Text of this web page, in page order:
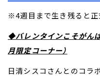
※4週目まで生き残ると正
◆バレンタインこそがん
月限定コーナー）
日清シスコさんとのコラ